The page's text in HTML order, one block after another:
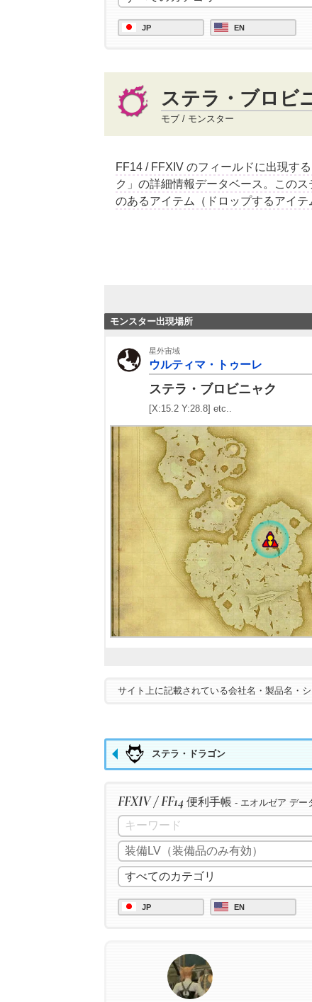
JP EN
ステラ・ブロビ
モブ / モンスター
FF14 / FFXIV のフィールドに出現す
ク」の詳細情報データベース。この
のあるアイテム（ドロップするアイ
モンスター出現場所
星外宙域
ウルティマ・トゥーレ
ステラ・ブロビニャク
[X:15.2 Y:28.8] etc..
サイト上に記載されている会社名・製品名・
ステラ・ドラゴン
FFXIV / FF14 便利手帳 - エオルゼア デー
JP EN